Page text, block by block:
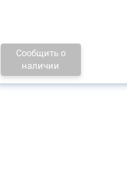
Сообщить о
наличии